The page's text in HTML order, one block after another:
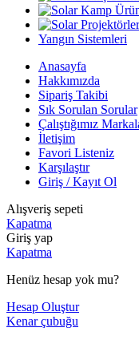
Yangın Sistemleri
Anasayfa
Hakkımızda
Sipariş Takibi
Sık Sorulan Sorular
Çalıştığımız
İletişim
Favori Listeniz
Karşılaştır
Giriş / Kayıt Ol
Alışveriş sepeti
Kapatma
Giriş yap
Kapatma
Henüz hesap yok mu?
Hesap Oluştur
Kenar çubuğu